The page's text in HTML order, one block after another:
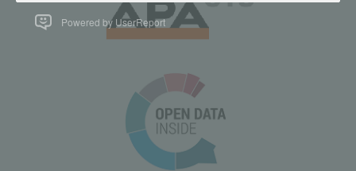
Powered by UserReport